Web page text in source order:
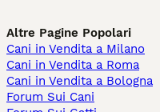
Altre Pagine Popolari
Cani in Vendita a Milano
Cani in Vendita a Roma
Cani in Vendita a Bologna
Forum Sui Cani